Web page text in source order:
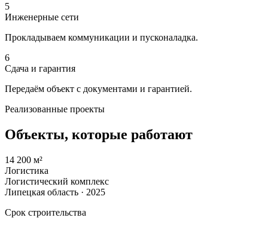
5
Инженерные сети
Прокладываем коммуникации и пусконаладка.
6
Сдача и гарантия
Передаём объект с документами и гарантией.
Реализованные проекты
Объекты, которые работают
14 200 м²
Логистика
Логистический комплекс
Липецкая область · 2025
Срок строительства